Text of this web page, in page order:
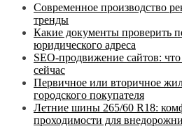
Современное производство
тренды
Какие документы проверить
юридического адреса
SEO-продвижение сайтов: что
сейчас
Первичное или вторичное
городского покупателя
Летние шины 265/60 R18:
проходимости для